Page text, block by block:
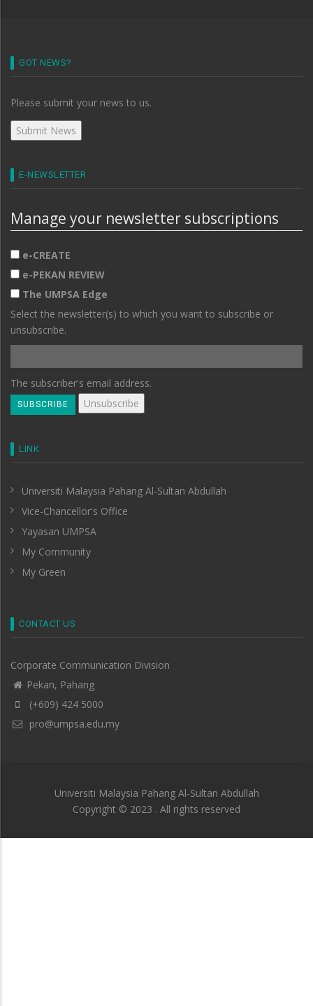
GOT NEWS?
Please submit your news to us.
E-NEWSLETTER
Manage your newsletter subscriptions
e-CREATE
e-PEKAN REVIEW
The UMPSA Edge
Select the newsletter(s) to which you want to subscribe or
unsubscribe.
The subscriber's email address.
LINK
Universiti Malaysia Pahang Al-Sultan Abdullah
Vice-Chancellor's Office
Yayasan UMPSA
My Community
My Green
CONTACT US
Corporate Communication Division
Pekan, Pahang
(+609) 424 5000
pro@umpsa.edu.my
Universiti Malaysia Pahang Al-Sultan Abdullah
Copyright © 2023 . All rights reserved